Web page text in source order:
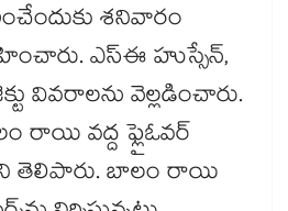
శనివారం
ఎస్ఈ హుస్సేన్,
వివరాలను వెల్లడించారు.
రాయి వద్ద ఫ్లైఓవర్
తెలిపారు.​ బాలం రాయి